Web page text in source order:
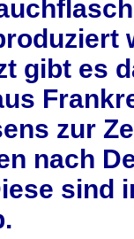
gibt es
zur
nach
sind